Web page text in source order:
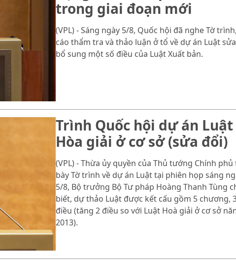
trong giai đoạn mới
(VPL) - Sáng ngày 5/8, Quốc hội đã nghe Tờ
cáo thẩm tra và thảo luận ở tổ về dự án Luật
bổ sung một số điều của Luật Xuất bản.
Trình Quốc hội dự án Luật
Hòa giải ở cơ sở (sửa đổi)
(VPL) - Thừa ủy quyền của Thủ tướng Chính
bày Tờ trình về dự án Luật tại phiên họp sáng
5/8, Bộ trưởng Bộ Tư pháp Hoàng Thanh Tùng
biết, dự thảo Luật được kết cấu gồm 5 chương,
điều (tăng 2 điều so với Luật Hoà giải ở cơ sở
2013).